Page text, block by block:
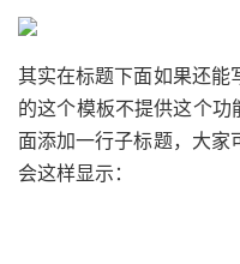
其实在标题下面如果还能
的这个模板不提供这个
面添加一行子标题，大家
会这样显示：